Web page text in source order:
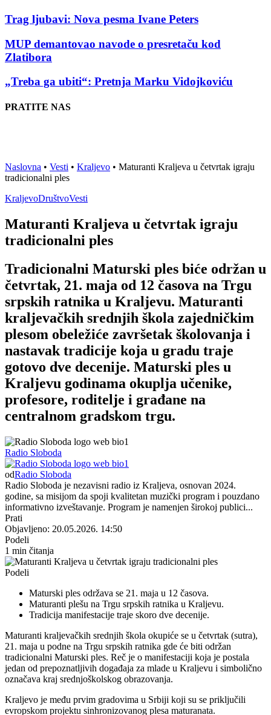
Trag ljubavi: Nova pesma Ivane Peters
MUP demantovao navode o presretaču kod
Zlatibora
„Treba ga ubiti“: Pretnja Marku Vidojkoviću
PRATITE NAS
Naslovna • Vesti • Kraljevo • Maturanti Kraljeva u četvrtak igraju
tradicionalni ples
KraljevoDruštvoVesti
Maturanti Kraljeva u četvrtak igraju
tradicionalni ples
Tradicionalni Maturski ples biće održan u
četvrtak, 21. maja od 12 časova na Trgu
srpskih ratnika u Kraljevu. Maturanti
kraljevačkih srednjih škola zajedničkim
plesom obeležiće završetak školovanja i
nastavak tradicije koja u gradu traje
gotovo dve decenije. Maturski ples u
Kraljevu godinama okuplja učenike,
profesore, roditelje i građane na
centralnom gradskom trgu.
Radio Sloboda
odRadio Sloboda
Radio Sloboda je nezavisni radio iz Kraljeva, osnovan 2024.
godine, sa misijom da spoji kvalitetan muzički program i pouzdano
informativno izveštavanje. Program je namenjen širokoj publici...
Prati
Objavljeno: 20.05.2026. 14:50
Podeli
1 min čitanja
Podeli
Maturski ples održava se 21. maja u 12 časova.
Maturanti plešu na Trgu srpskih ratnika u Kraljevu.
Tradicija manifestacije traje skoro dve decenije.
Maturanti kraljevačkih srednjih škola okupiće se u četvrtak (sutra),
21. maja u podne na Trgu srpskih ratnika gde će biti održan
tradicionalni Maturski ples. Reč je o manifestaciji koja je postala
jedan od prepoznatljivih događaja za mlade u Kraljevu i simbolično
označava kraj srednjoškolskog obrazovanja.
Kraljevo je među prvim gradovima u Srbiji koji su se priključili
evropskom projektu sinhronizovanog plesa maturanata.